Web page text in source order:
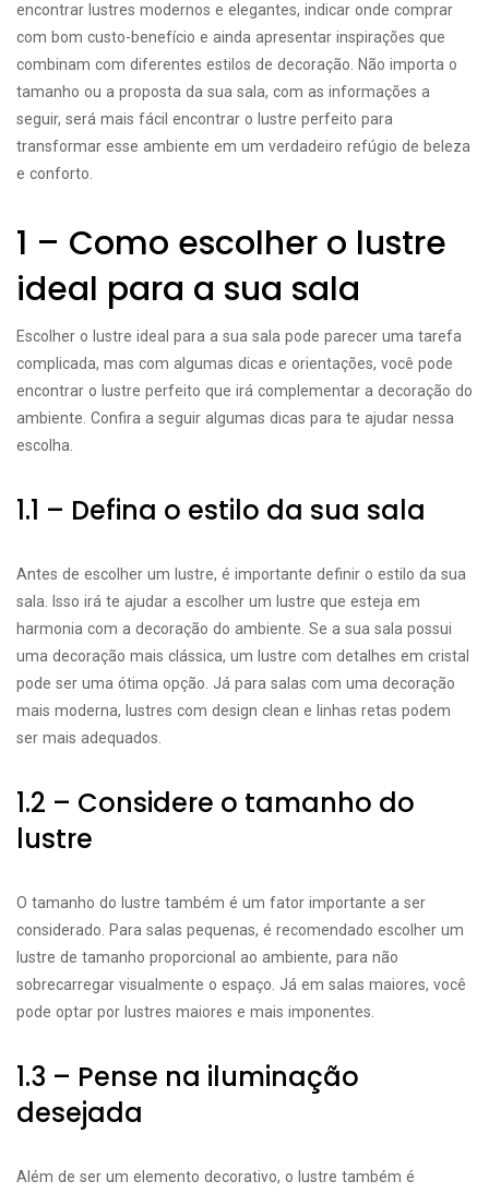
encontrar lustres modernos e elegantes, indicar onde comprar
com bom custo-benefício e ainda apresentar inspirações que
combinam com diferentes estilos de decoração. Não importa o
tamanho ou a proposta da sua sala, com as informações a
seguir, será mais fácil encontrar o lustre perfeito para
transformar esse ambiente em um verdadeiro refúgio de beleza
e conforto.
1 – Como escolher o lustre
ideal para a sua sala
Escolher o lustre ideal para a sua sala pode parecer uma tarefa
complicada, mas com algumas dicas e orientações, você pode
encontrar o lustre perfeito que irá complementar a decoração do
ambiente. Confira a seguir algumas dicas para te ajudar nessa
escolha.
1.1 – Defina o estilo da sua sala
Antes de escolher um lustre, é importante definir o estilo da sua
sala. Isso irá te ajudar a escolher um lustre que esteja em
harmonia com a decoração do ambiente. Se a sua sala possui
uma decoração mais clássica, um lustre com detalhes em cristal
pode ser uma ótima opção. Já para salas com uma decoração
mais moderna, lustres com design clean e linhas retas podem
ser mais adequados.
1.2 – Considere o tamanho do
lustre
O tamanho do lustre também é um fator importante a ser
considerado. Para salas pequenas, é recomendado escolher um
lustre de tamanho proporcional ao ambiente, para não
sobrecarregar visualmente o espaço. Já em salas maiores, você
pode optar por lustres maiores e mais imponentes.
1.3 – Pense na iluminação
desejada
Além de ser um elemento decorativo, o lustre também é